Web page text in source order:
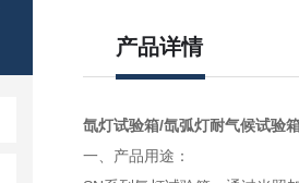
产品详情
氙灯试验箱/氙弧灯耐气候试验
一、产品用途：